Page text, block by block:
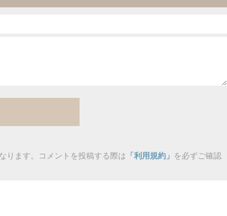
ります。コメントを投稿する際は 「利用規約」 を必ずご確認